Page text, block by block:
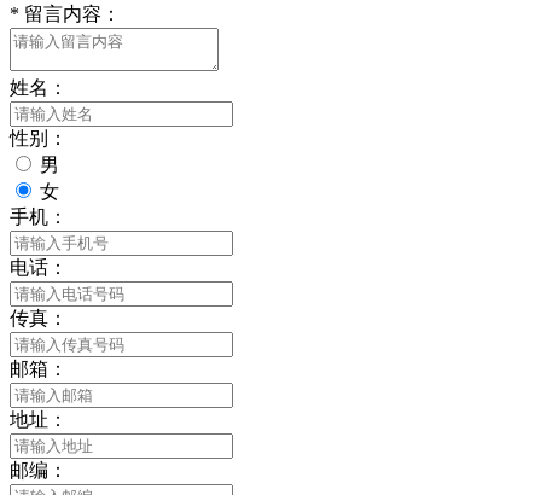
* 留言内容：
姓名：
性别：
男
女
手机：
电话：
传真：
邮箱：
地址：
邮编：